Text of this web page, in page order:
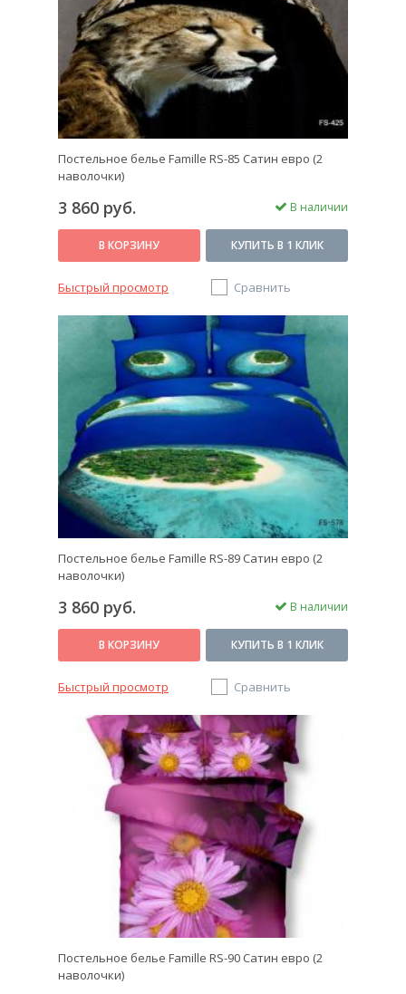
Постельное белье Famille RS-85 Сатин евро (2
наволочки)
3 860 руб. В наличии
В КОРЗИНУ КУПИТЬ В 1 КЛИК
Быстрый просмотр Сравнить
Постельное белье Famille RS-89 Сатин евро (2
наволочки)
3 860 руб. В наличии
В КОРЗИНУ КУПИТЬ В 1 КЛИК
Быстрый просмотр Сравнить
Постельное белье Famille RS-90 Сатин евро (2
наволочки)